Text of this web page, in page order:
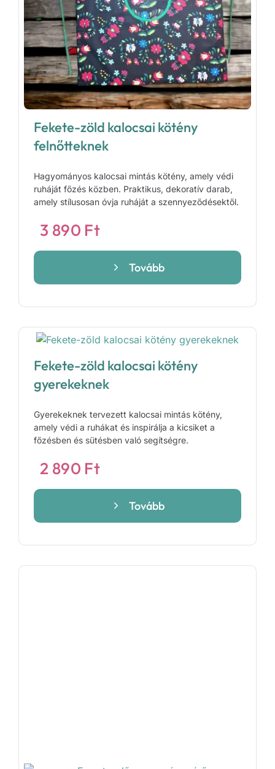
Fekete-zöld kalocsai kötény
felnőtteknek
Hagyományos kalocsai mintás kötény, amely védi
ruháját főzés közben. Praktikus, dekoratív darab,
amely stílusosan óvja ruháját a szennyeződésektől.
3 890 Ft
Tovább
Fekete-zöld kalocsai kötény
gyerekeknek
Gyerekeknek tervezett kalocsai mintás kötény,
amely védi a ruhákat és inspirálja a kicsiket a
főzésben és sütésben való segítségre.
2 890 Ft
Tovább